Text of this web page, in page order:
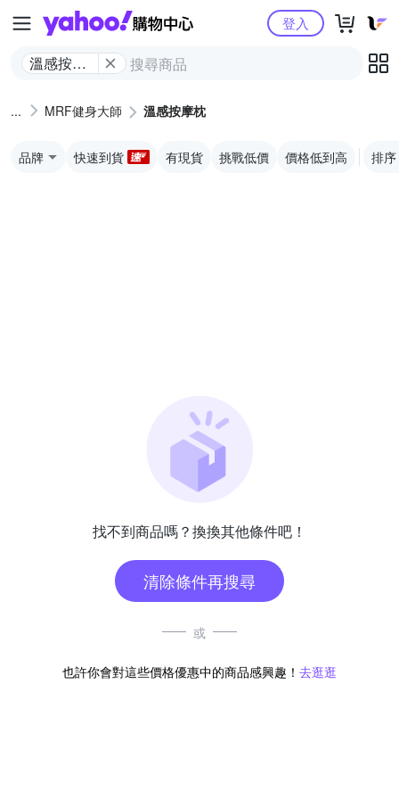
Yahoo購物中心
溫感按摩
登入
MRF健身大師 溫感按摩枕
品牌 快速到貨 有現貨 挑戰低價 價格低到高 排序
找不到商品嗎？換換其他條件吧！
清除條件再搜尋
或
也許你會對這些價格優惠中的商品感興趣！ 去逛逛